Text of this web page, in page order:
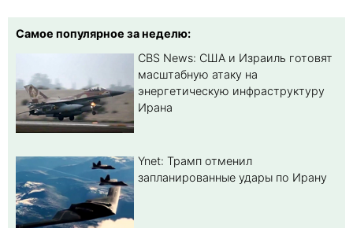
Самое популярное за неделю:
CBS News: США и Израиль готовят
масштабную атаку на
энергетическую инфраструктуру
Ирана
Ynet: Трамп отменил
запланированные удары по Ирану